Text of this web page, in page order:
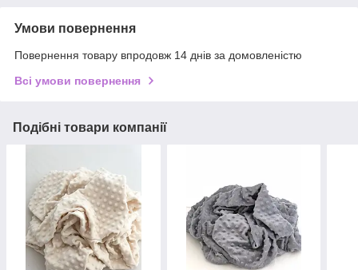
Умови повернення
Повернення товару впродовж 14 днів за домовленістю
Всі умови повернення
Подібні товари компанії